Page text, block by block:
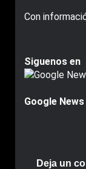
Con
Siguenos en
Google News
Deja un